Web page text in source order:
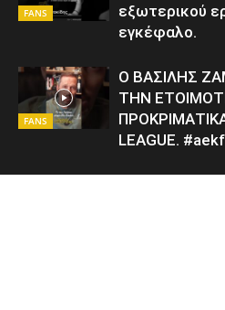
FANS
εξωτερικού
εγκέφαλο.
FANS
Ο ΒΑΣΙΛΗΣ
ΤΗΝ
LEAGUE.